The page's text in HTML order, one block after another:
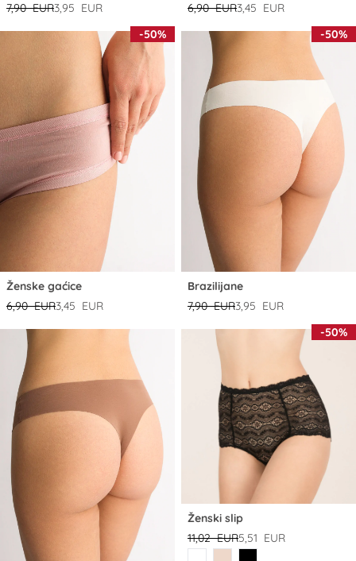
3,95 EUR
7,90 EUR
3,45 EUR
6,90 EUR
-50%
Ženske gaćice
3,45 EUR
6,90 EUR
-50%
Brazilijane
3,95 EUR
7,90 EUR
-50%
Ženski slip
5,51 EUR
11,02 EUR